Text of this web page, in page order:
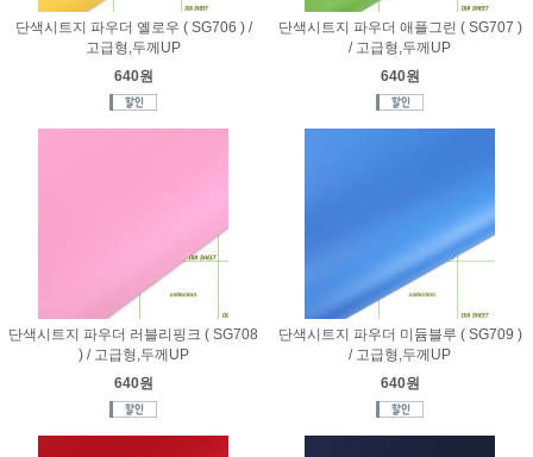
단색시트지 파우더 옐로우 ( SG706 ) /
고급형,두께UP
640원
단색시트지 파우더 애플그린 ( SG707 )
/ 고급형,두께UP
640원
단색시트지 파우더 러블리핑크 ( SG708
) / 고급형,두께UP
640원
단색시트지 파우더 미듐블루 ( SG709 )
/ 고급형,두께UP
640원